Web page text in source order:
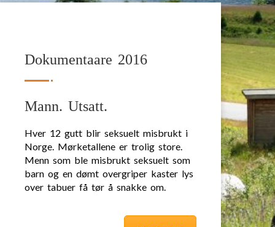
Dokumentaare 2016
Mann. Utsatt.
Hver 12 gutt blir seksuelt misbrukt i
Norge. Mørketallene er trolig store.
Menn som ble misbrukt seksuelt som
barn og en dømt overgriper kaster lys
over tabuer få tør å snakke om.